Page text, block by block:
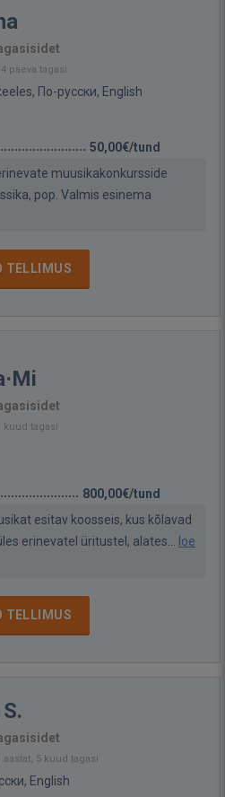
päeva tagasi
По-русски, English
50,00€/tund
muusikakonkursside
pop. Valmis esinema
TELLIMUS
kuud tagasi
800,00€/tund
esitav koosseis, kus kõlavad
erinevatel üritustel, alates...
loe
TELLIMUS
aastat, 5 kuud tagasi
English